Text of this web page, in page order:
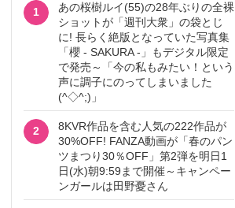
1
あの桜樹ルイ(55)の28年ぶりの全裸
ショットが「週刊大衆」の袋とじ
に! 長らく絶版となっていた写真集
「櫻 - SAKURA -」もデジタル限定
で発売～「今の私もみたい！という
声に調子にのってしまいました
(^◇^;)」
2
8KVR作品を含む人気の222作品が
30%OFF! FANZA動画が「春のパン
ツまつり30％OFF」第2弾を明日1
日(水)朝9:59まで開催～キャンペー
ンガールは田野憂さん